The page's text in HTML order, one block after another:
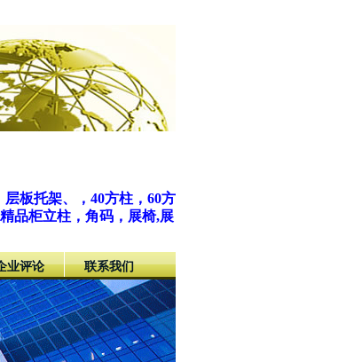
板托架、，40方柱，60方
品柜立柱，角码，展椅,展
业评论 联系我们